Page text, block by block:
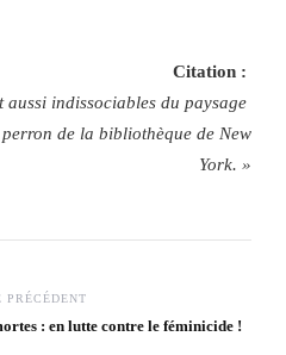
Citation :
aussi indissociables du paysage
de la bibliothèque de New
York. »
PRÉCÉDENT
: en lutte contre le féminicide !